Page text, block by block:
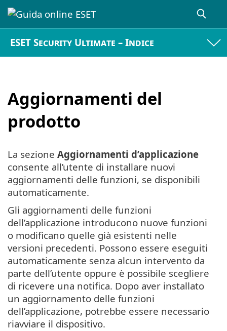
ESET Security Ultimate – Indice
Aggiornamenti del
prodotto
La sezione Aggiornamenti d’applicazione
consente all’utente di installare nuovi
aggiornamenti delle funzioni, se disponibili
automaticamente.
Gli aggiornamenti delle funzioni
dell’applicazione introducono nuove funzioni
o modificano quelle già esistenti nelle
versioni precedenti. Possono essere eseguiti
automaticamente senza alcun intervento da
parte dell’utente oppure è possibile scegliere
di ricevere una notifica. Dopo aver installato
un aggiornamento delle funzioni
dell’applicazione, potrebbe essere necessario
riavviare il dispositivo.